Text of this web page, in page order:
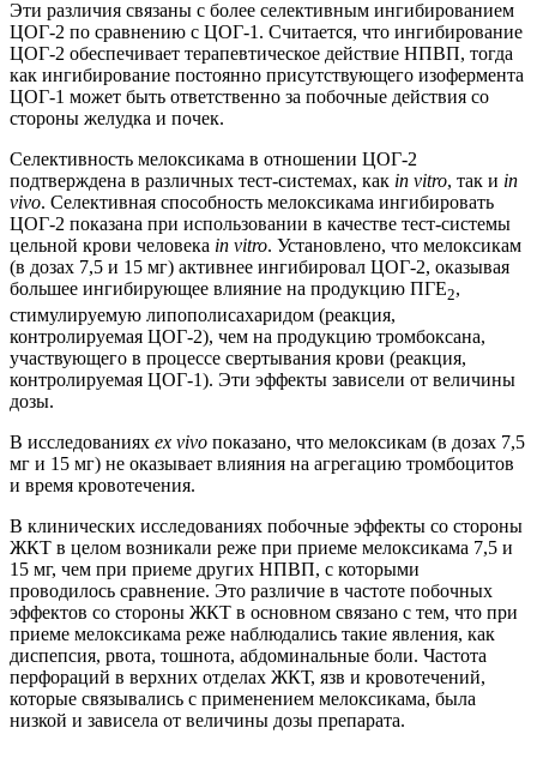
Эти различия связаны с более селективным ингибированием
ЦОГ-2 по сравнению с ЦОГ-1. Считается, что ингибирование
ЦОГ-2 обеспечивает терапевтическое действие НПВП, тогда
как ингибирование постоянно присутствующего изофермента
ЦОГ-1 может быть ответственно за побочные действия со
стороны желудка и почек.
Селективность мелоксикама в отношении ЦОГ-2
подтверждена в различных тест-системах, как in vitro, так и in
vivo. Селективная способность мелоксикама ингибировать
ЦОГ-2 показана при использовании в качестве тест-системы
цельной крови человека in vitro. Установлено, что мелоксикам
(в дозах 7,5 и 15 мг) активнее ингибировал ЦОГ-2, оказывая
большее ингибирующее влияние на продукцию ПГЕ2,
стимулируемую липополисахаридом (реакция,
контролируемая ЦОГ-2), чем на продукцию тромбоксана,
участвующего в процессе свертывания крови (реакция,
контролируемая ЦОГ-1). Эти эффекты зависели от величины
дозы.
В исследованиях ex vivo показано, что мелоксикам (в дозах 7,5
мг и 15 мг) не оказывает влияния на агрегацию тромбоцитов
и время кровотечения.
В клинических исследованиях побочные эффекты со стороны
ЖКТ в целом возникали реже при приеме мелоксикама 7,5 и
15 мг, чем при приеме других НПВП, с которыми
проводилось сравнение. Это различие в частоте побочных
эффектов со стороны ЖКТ в основном связано с тем, что при
приеме мелоксикама реже наблюдались такие явления, как
диспепсия, рвота, тошнота, абдоминальные боли. Частота
перфораций в верхних отделах ЖКТ, язв и кровотечений,
которые связывались с применением мелоксикама, была
низкой и зависела от величины дозы препарата.